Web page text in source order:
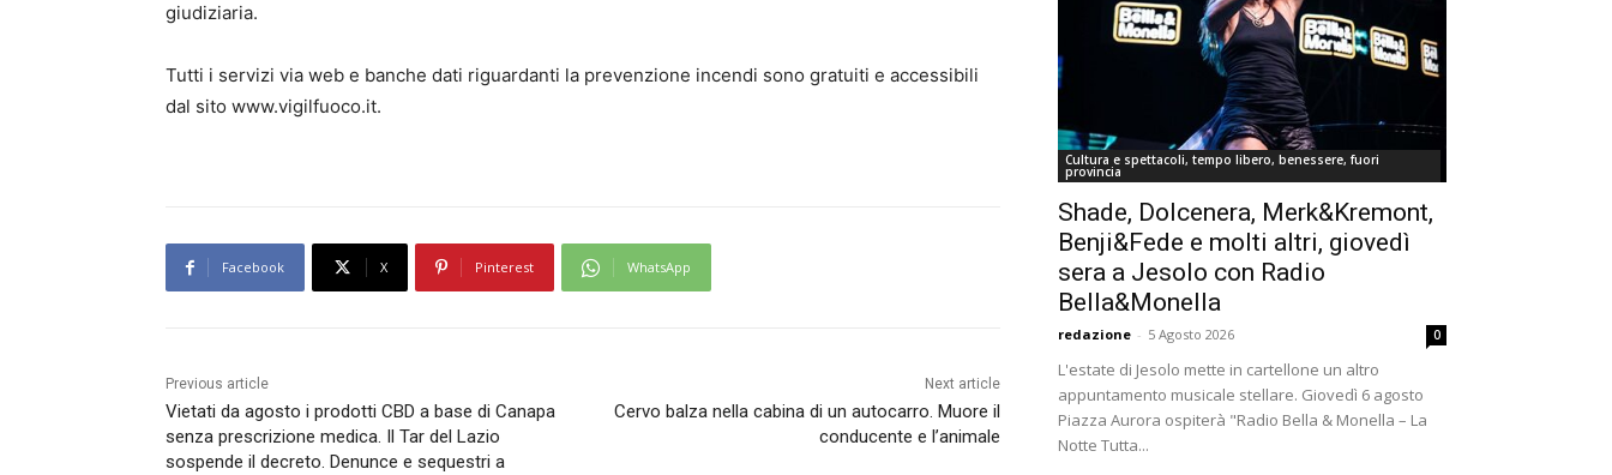
giudiziaria.
Tutti i servizi via web e banche dati riguardanti la prevenzione incendi sono gratuiti e accessibili
dal sito www.vigilfuoco.it.
Facebook X Pinterest WhatsApp
Previous article
Vietati da agosto i prodotti CBD a base di Canapa
senza prescrizione medica. Il Tar del Lazio
sospende il decreto. Denunce e sequestri a
Next article
Cervo balza nella cabina di un autocarro. Muore il
conducente e l’animale
Cultura e spettacoli, tempo libero, benessere, fuori
provincia
Shade, Dolcenera, Merk&Kremont,
Benji&Fede e molti altri, giovedì
sera a Jesolo con Radio
Bella&Monella
redazione - 5 Agosto 2026 0
L'estate di Jesolo mette in cartellone un altro
appuntamento musicale stellare. Giovedì 6 agosto
Piazza Aurora ospiterà "Radio Bella & Monella – La
Notte Tutta...